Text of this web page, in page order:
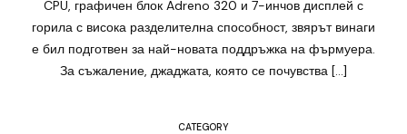
CPU, графичен блок Adreno 320 и 7-инчов дисплей с
горила с висока разделителна способност, звярът винаги
е бил подготвен за най-новата поддръжка на фърмуера.
За съжаление, джаджата, която се почувства […]
CATEGORY